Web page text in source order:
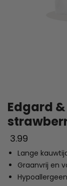
Edgard
3.99
Lange
Graanvrij en